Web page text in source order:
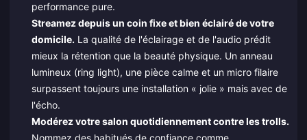
performance pure.
Streamez depuis un coin fixe et bien éclairé de votre
domicile. La qualité de l'éclairage et de l'audio prédit
mieux la rétention que la beauté physique. Un anneau
lumineux (ring light), une pièce calme et un micro filaire
surpassent toujours une installation « jolie » mais avec de
l'écho.
Modérez votre salon quotidiennement contre les trolls.